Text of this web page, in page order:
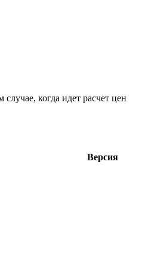
когда идет расчет цен
Версия